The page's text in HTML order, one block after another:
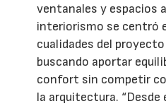
ventanales y espacios
interiorismo se centró
cualidades del
buscando aportar
confort sin competir
la arquitectura. “Desde